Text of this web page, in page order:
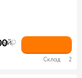
₽
Склад 2